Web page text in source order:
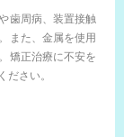
歯周病、装置接触
また、金属を使用
矯正治療に不安を
ださい。